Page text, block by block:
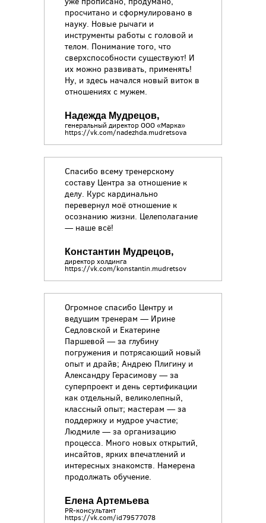
просчитано и сформулировано в
науку. Новые рычаги и
инструменты работы с головой и
телом. Понимание того, что
сверхспособности существуют! И
их можно развивать, применять!
Ну, и здесь начался новый виток в
отношениях с мужем.
Надежда Мудрецов,
генеральный директор ООО «Марка»
https://vk.com/nadezhda.mudretsova
Спасибо всему тренерскому
составу Центра за отношение к
делу. Курс кардинально
перевернул моё отношение к
осознанию жизни. Целеполагание
— наше всё!
Константин Мудрецов,
директор холдинга
https://vk.com/konstantin.mudretsov
Огромное спасибо Центру и
ведущим тренерам — Ирине
Седловской и Екатерине
Паршевой — за глубину
погружения и потрясающий новый
опыт и драйв; Андрею Плигину и
Александру Герасимову — за
суперпроект и день сертификации
как отдельный, великолепный,
классный опыт; мастерам — за
поддержку и мудрое участие;
Людмиле — за организацию
процесса. Много новых открытий,
инсайтов, ярких впечатлений и
интересных знакомств. Намерена
продолжать обучение.
Елена Артемьева
PR-консультант
https://vk.com/id79577078